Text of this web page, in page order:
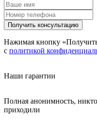
Получить консультацию
Нажимая кнопку
с политикой
Наши гарантии
Полная анонимность,
приходили